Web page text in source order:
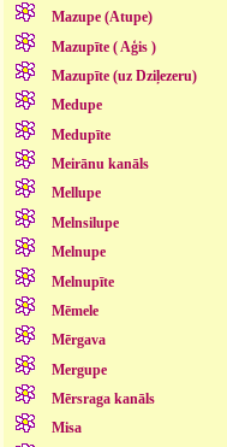
Mazupe (Atupe)
Mazupīte ( Aģis )
Mazupīte (uz Dziļezeru)
Medupe
Medupīte
Meirānu kanāls
Mellupe
Melnsilupe
Melnupe
Melnupīte
Mēmele
Mērgava
Mergupe
Mērsraga kanāls
Misa